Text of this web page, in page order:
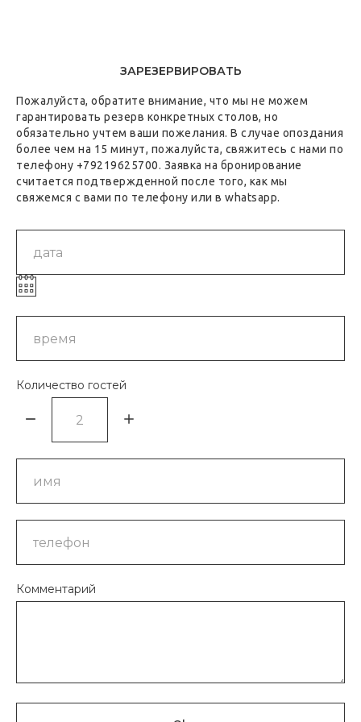
ЗАРЕЗЕРВИРОВАТЬ
Пожалуйста, обратите внимание, что мы не можем
гарантировать резерв конкретных столов, но
обязательно учтем ваши пожелания. В случае опоздания
более чем на 15 минут, пожалуйста, свяжитесь с нами по
телефону +79219625700. Заявка на бронирование
считается подтвержденной после того, как мы
свяжемся с вами по телефону или в whatsapp.
Количество гостей
Комментарий